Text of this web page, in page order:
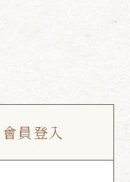
會員登入